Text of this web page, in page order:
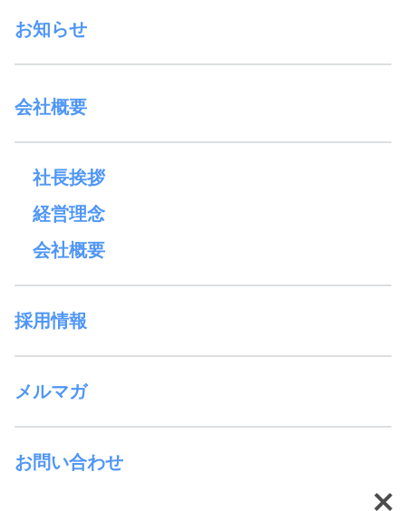
お知らせ
会社概要
社長挨拶
経営理念
会社概要
採用情報
メルマガ
お問い合わせ